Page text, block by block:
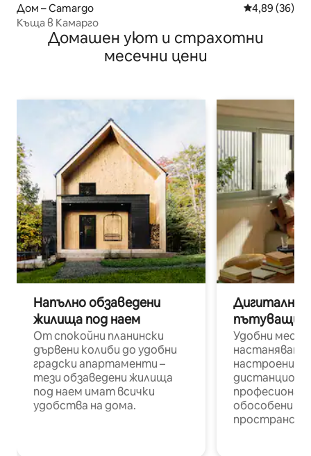
Дом – Camargo Средна
4,89 (36)
Къща в Камарго
Домашен уют и страхотни
месечни цени
Напълно обзаведени
жилища под наем
От спокойни планински
дървени колиби до удобни
градски апартаменти –
тези обзаведени жилища
под наем имат всички
удобства на дома.
Дигитални
пътуващи
Удобни
настаняване
настроени и
обособени